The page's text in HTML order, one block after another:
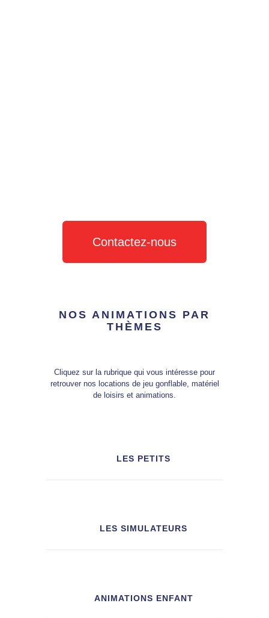
Contactez-nous
NOS ANIMATIONS PAR
THÈMES
Cliquez sur la rubrique qui vous intéresse pour
retrouver nos locations de jeu gonflable, matériel
de loisirs et animations.
LES PETITS
LES SIMULATEURS
ANIMATIONS ENFANT